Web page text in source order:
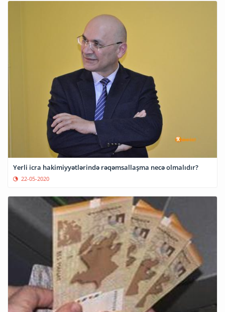
Yerli icra hakimiyyətlərində rəqəmsallaşma necə olmalıdır?
22-05-2020